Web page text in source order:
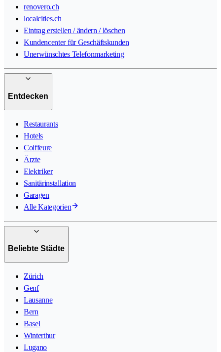
renovero.ch
localcities.ch
Eintrag erstellen / ändern / löschen
Kundencenter für Geschäftskunden
Unerwünschtes Telefonmarketing
Entdecken
Restaurants
Hotels
Coiffeure
Ärzte
Elektriker
Sanitärinstallation
Garagen
Alle Kategorien
Beliebte Städte
Zürich
Genf
Lausanne
Bern
Basel
Winterthur
Lugano